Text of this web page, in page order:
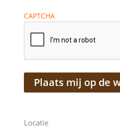
CAPTCHA
Locatie